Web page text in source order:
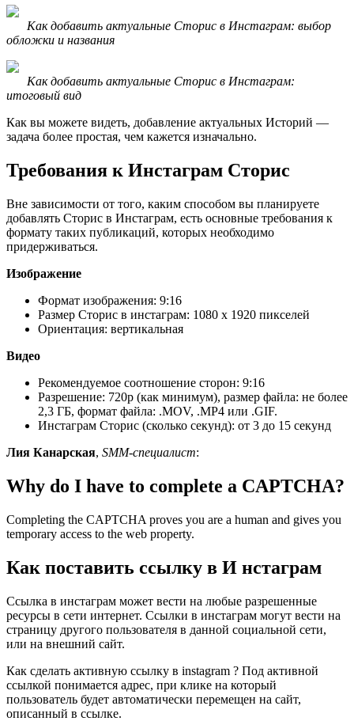
Как добавить актуальные Сторис в Инстаграм: выбор
обложки и названия
Как добавить актуальные Сторис в Инстаграм:
итоговый вид
Как вы можете видеть, добавление актуальных Историй —
задача более простая, чем кажется изначально.
Требования к Инстаграм Сторис
Вне зависимости от того, каким способом вы планируете
добавлять Сторис в Инстаграм, есть основные требования к
формату таких публикаций, которых необходимо
придерживаться.
Изображение
Формат изображения: 9:16
Размер Сторис в инстаграм: 1080 x 1920 пикселей
Ориентация: вертикальная
Видео
Рекомендуемое соотношение сторон: 9:16
Разрешение: 720p (как минимум), размер файла: не более
2,3 ГБ, формат файла: .MOV, .MP4 или .GIF.
Инстаграм Сторис (сколько секунд): от 3 до 15 секунд
Лия Канарская, SMM-специалист:
Why do I have to complete a CAPTCHA?
Completing the CAPTCHA proves you are a human and gives you
temporary access to the web property.
Как поставить ссылку в И нстаграм
Ссылка в инстаграм может вести на любые разрешенные
ресурсы в сети интернет. Ссылки в инстаграм могут вести на
страницу другого пользователя в данной социальной сети,
или на внешний сайт.
Как сделать активную ссылку в instagram ? Под активной
ссылкой понимается адрес, при клике на который
пользователь будет автоматически перемещен на сайт,
описанный в ссылке.